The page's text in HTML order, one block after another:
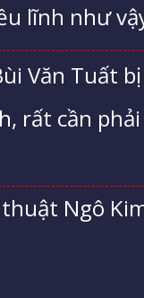
lĩnh như
Ngô